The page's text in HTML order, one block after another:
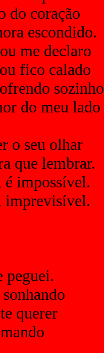
do coração
escondido.
me declaro
fico calado
sozinho
do meu lado
o seu olhar
que lembrar.
é impossível.
imprevisível.
peguei.
querer